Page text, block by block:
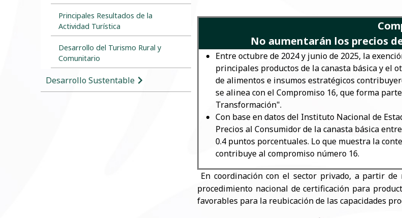
Principales Resultados de la
Actividad Turística
Desarrollo del Turismo Rural y
Comunitario
Desarrollo Sustentable
No aumentarán los precios
Entre octubre de 2024 y junio de 2025, la
principales productos de la canasta básica y el
de alimentos e insumos estratégicos
se alinea con el Compromiso 16, que forma
Transformación".
Con base en datos del Instituto Nacional de
Precios al Consumidor de la canasta básica
0.4 puntos porcentuales. Lo que muestra la
contribuye al compromiso número 16.​
En coordinación con el sector privado, a partir
procedimiento nacional de certificación para
favorables para la reubicación de las capacidades